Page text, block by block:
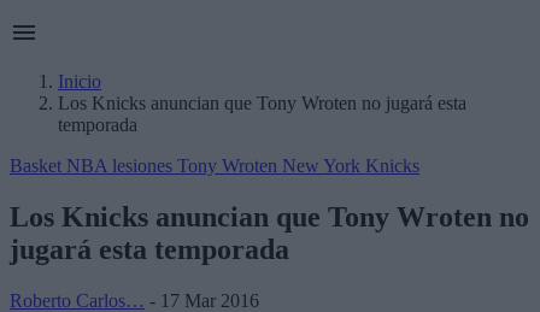
Breadcrumb
Inicio
Los Knicks anuncian que Tony Wroten no jugará esta
temporada
Basket NBA lesiones Tony Wroten New York Knicks
Los Knicks anuncian que Tony Wroten no
jugará esta temporada
Roberto Carlos… - 17 Mar 2016